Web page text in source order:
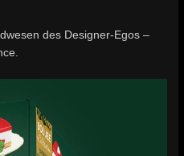
des Designer-Egos –